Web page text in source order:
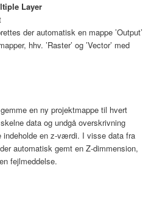
Layer
der automatisk en mappe ’Output’
hhv. ’Raster’ og ’Vector’ med
en ny projektmappe til hvert
data og undgå overskrivning
indeholde en z-værdi. I visse data fra
automatisk gemt en Z-dimmension,
fejlmeddelse.